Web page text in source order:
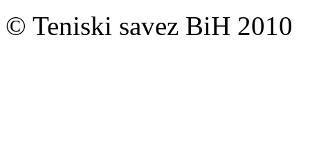
© Teniski savez BiH 2010